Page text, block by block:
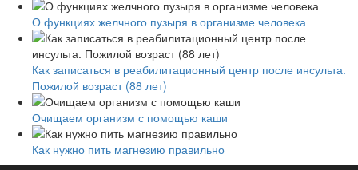
О функциях желчного пузыря в организме человека
Как записаться в реабилитационный центр после инсульта.
Пожилой возраст (88 лет)
Очищаем организм с помощью каши
Как нужно пить магнезию правильно